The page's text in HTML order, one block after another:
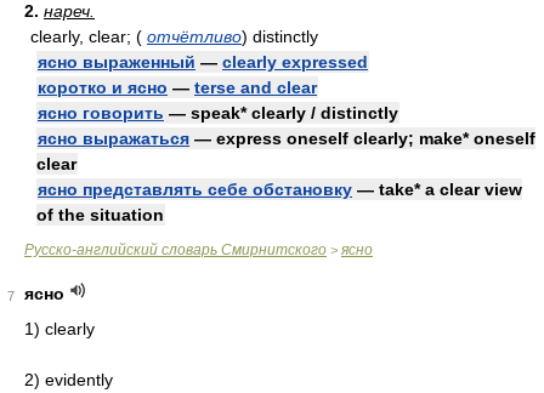
2. нареч.
clearly, clear; ( отчётливо) distinctly
ясно выраженный — clearly expressed
коротко и ясно — terse and clear
ясно говорить — speak* clearly / distinctly
ясно выражаться — express oneself clearly; make* oneself
clear
ясно представлять себе обстановку — take* a clear view
of the situation
Русско-английский словарь Смирнитского > ясно
7
ясно
1) clearly
2) evidently